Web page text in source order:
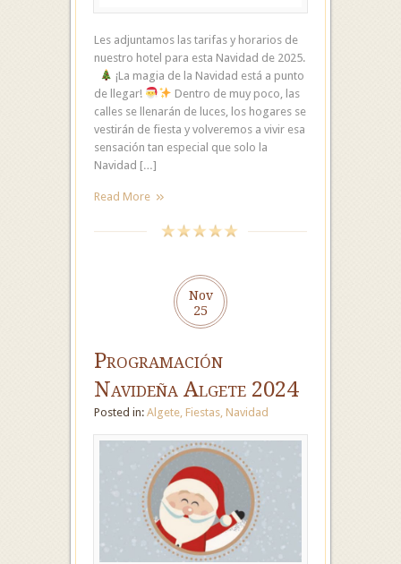
Les adjuntamos las tarifas y horarios de
nuestro hotel para esta Navidad de 2025.
¡La magia de la Navidad está a punto
de llegar!
Dentro de muy poco, las
calles se llenarán de luces, los hogares se
vestirán de fiesta y volveremos a vivir esa
sensación tan especial que solo la
Navidad […]
Read More
Nov
25
Programación
Navideña Algete 2024
Posted in: Algete, Fiestas, Navidad